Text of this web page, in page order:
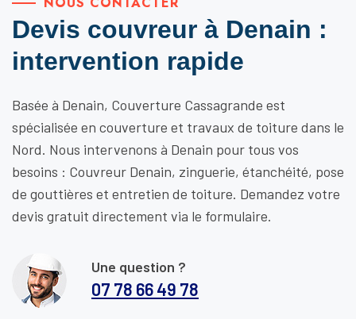
Devis couvreur à Denain :
intervention rapide
Basée à Denain, Couverture Cassagrande est
spécialisée en couverture et travaux de toiture dans le
Nord. Nous intervenons à Denain pour tous vos
besoins : Couvreur Denain, zinguerie, étanchéité, pose
de gouttières et entretien de toiture. Demandez votre
devis gratuit directement via le formulaire.
Une question ?
07 78 66 49 78